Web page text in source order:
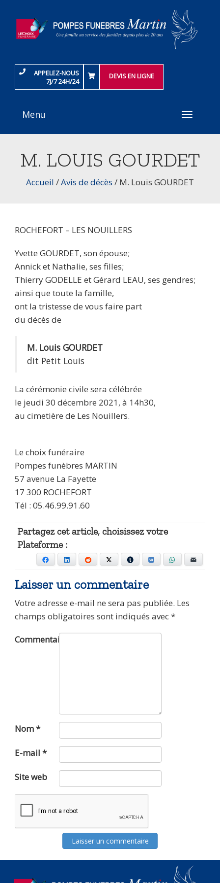
APPELEZ-NOUS
7J/7 24H/24
DEVIS EN LIGNE
Toggle
Menu
M. LOUIS GOURDET
Accueil /Avis de décès / M. Louis GOURDET
ROCHEFORT – LES NOUILLERS
Yvette GOURDET, son épouse;
Annick et Nathalie, ses filles;
Thierry GODELLE et Gérard LEAU, ses gendres;
ainsi que toute la famille,
ont la tristesse de vous faire part
du décès de
M. Louis GOURDET
dit Petit Louis
La cérémonie civile sera célébrée
le jeudi 30 décembre 2021, à 14h30,
au cimetière de Les Nouillers.
Le choix funéraire
Pompes funèbres MARTIN
57 avenue La Fayette
17 300 ROCHEFORT
Tél : 05.46.99.91.60
Partagez cet article, choisissez votre
Plateforme :
Facebook LinkedIn Reddit Tumblr VKontakte WhatsApp
Laisser un commentaire
Votre adresse e-mail ne sera pas publiée. Les
champs obligatoires sont indiqués avec*
Commentaire
Nom*
E-mail *
Site web